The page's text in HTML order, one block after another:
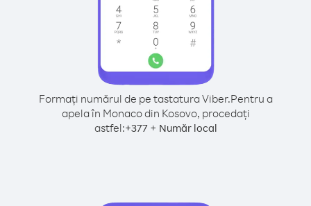
Formați numărul de pe tastatura Viber.Pentru a
apela în Monaco din Kosovo, procedați
astfel:+377+ Număr local